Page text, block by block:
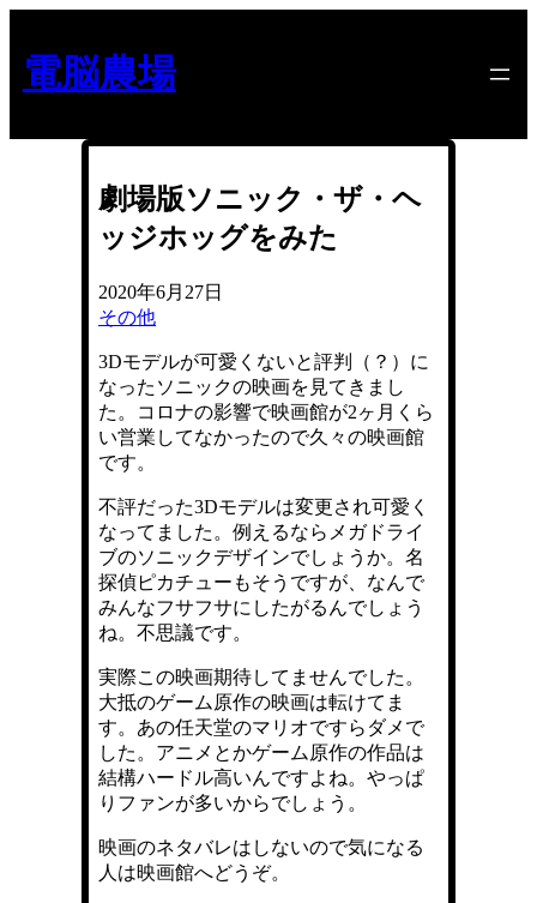
を
ス
ッ
電脳農場
劇場版ソニック・ザ・ヘ
ッジホッグをみた
2020年6月27日
その他
3Dモデルが可愛くないと評判（？）に
なったソニックの映画を見てきまし
た。コロナの影響で映画館が2ヶ月くら
い営業してなかったので久々の映画館
です。
不評だった3Dモデルは変更され可愛く
なってました。例えるならメガドライ
ブのソニックデザインでしょうか。名
探偵ピカチューもそうですが、なんで
みんなフサフサにしたがるんでしょう
ね。不思議です。
実際この映画期待してませんでした。
大抵のゲーム原作の映画は転けてま
す。あの任天堂のマリオですらダメで
した。アニメとかゲーム原作の作品は
結構ハードル高いんですよね。やっぱ
りファンが多いからでしょう。
映画のネタバレはしないので気になる
人は映画館へどうぞ。